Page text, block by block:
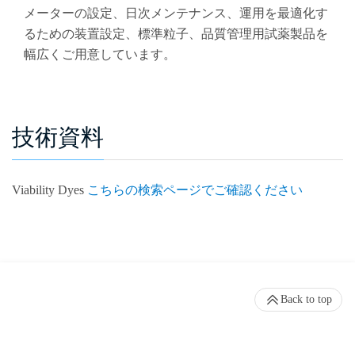
メーターの設定、日次メンテナンス、運用を最適化す
るための装置設定、標準粒子、品質管理用試薬製品を
幅広くご用意しています。
技術資料
Viability Dyes こちらの検索ページでご確認ください
Back to top